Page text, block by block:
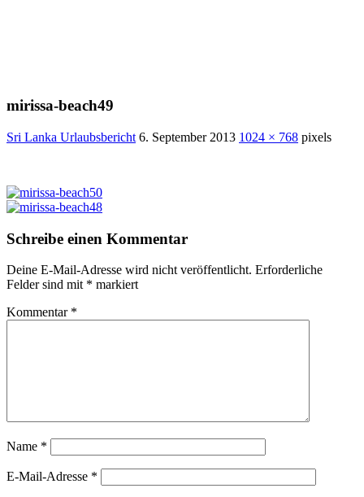
mirissa-beach49
Sri Lanka Urlaubsbericht 6. September 2013 1024 × 768 pixels
Schreibe einen Kommentar
Deine E-Mail-Adresse wird nicht veröffentlicht. Erforderliche
Felder sind mit * markiert
Kommentar *
Name *
E-Mail-Adresse *